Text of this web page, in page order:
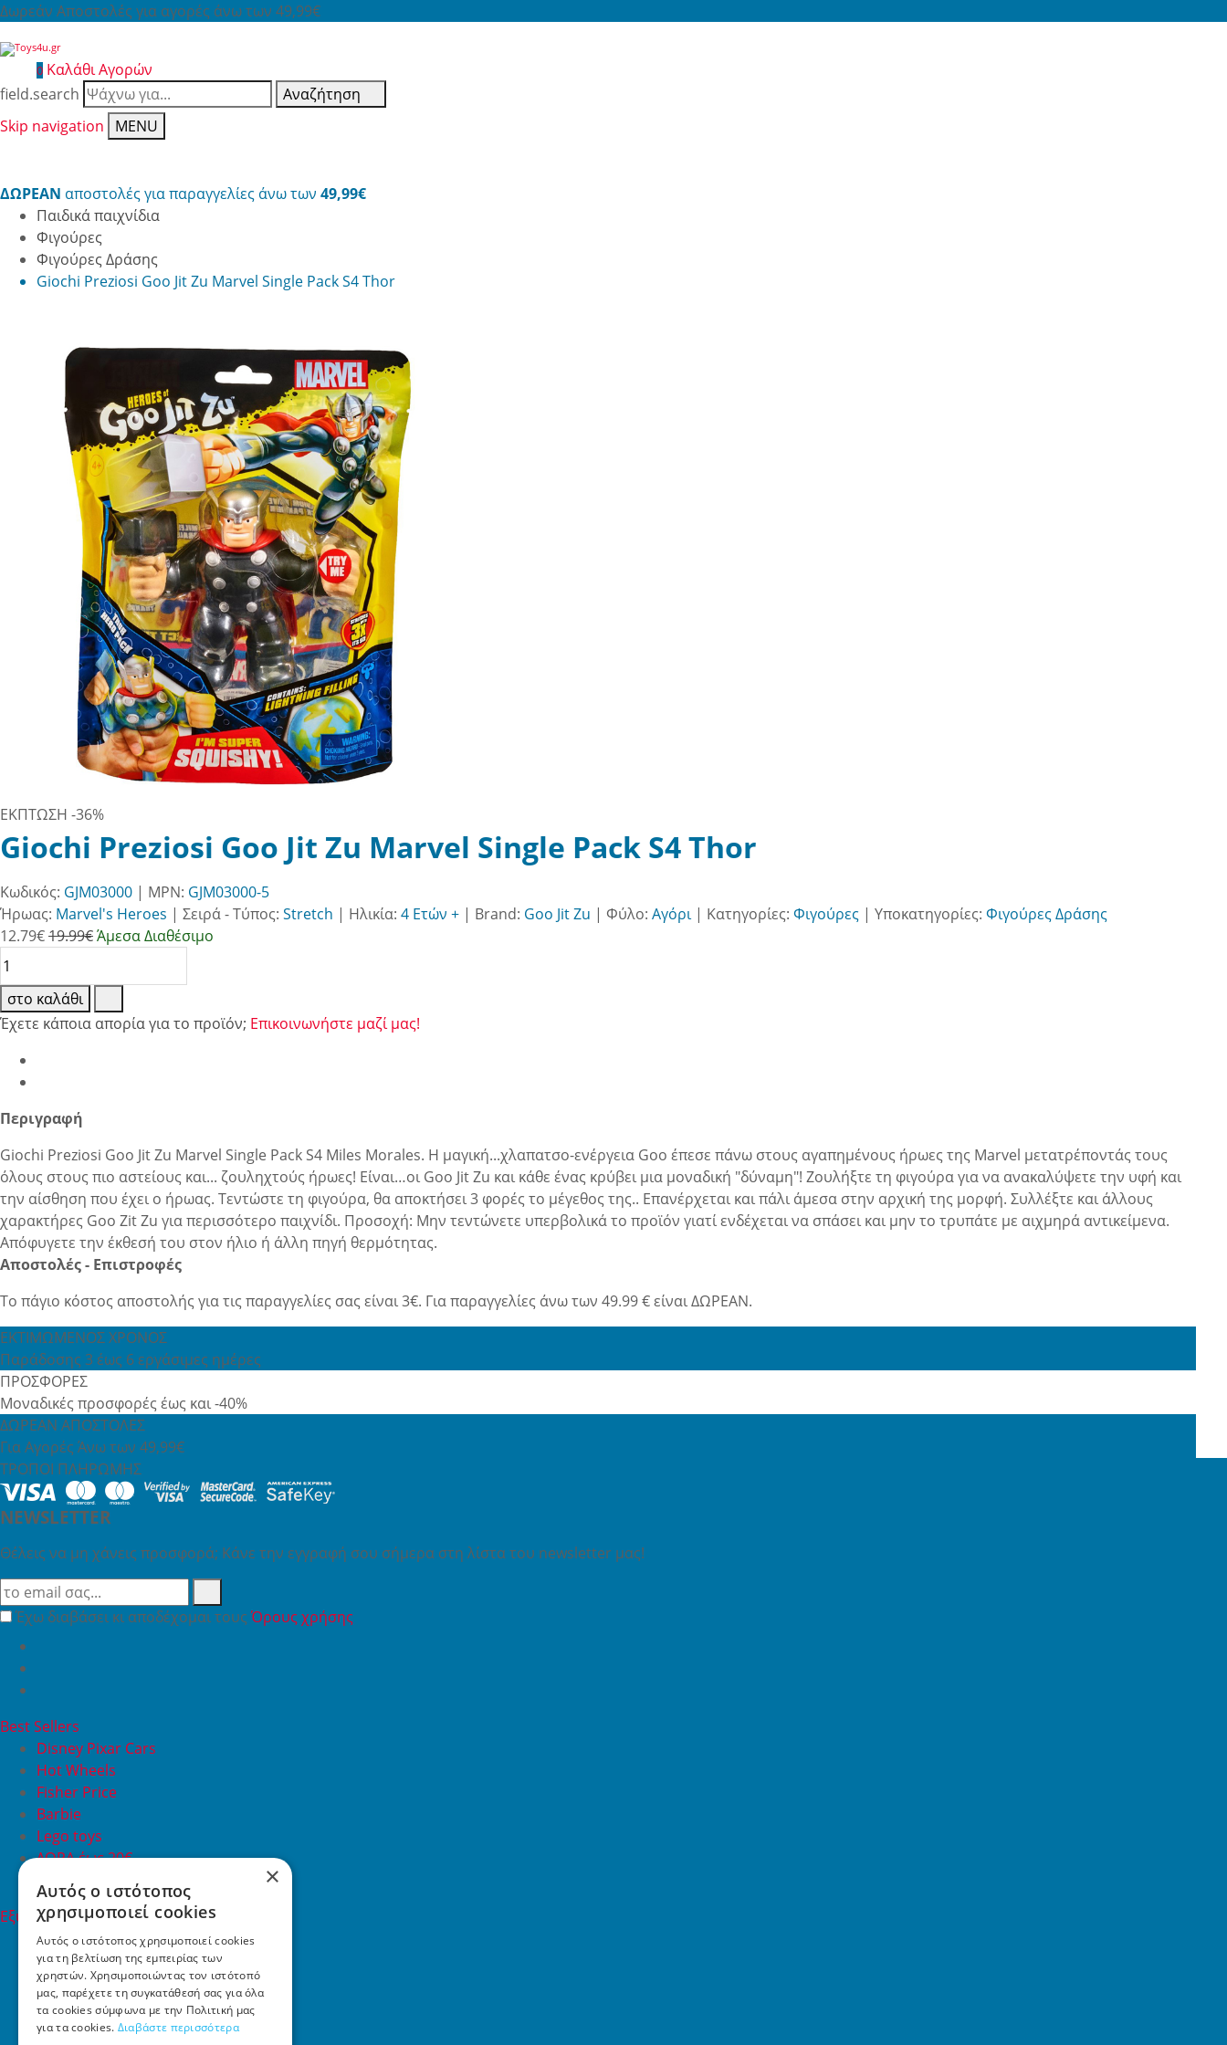
Δωρεάν Αποστολές για αγορές άνω των 49,99€
0 Καλάθι Αγορών
field.search
Αναζήτηση
Skip navigation
MENU
ΔΩΡΕΑΝ αποστολές για παραγγελίες άνω των 49,99€
Παιδικά παιχνίδια
Φιγούρες
Φιγούρες Δράσης
Giochi Preziosi Goo Jit Zu Marvel Single Pack S4 Thor
ΕΚΠΤΩΣΗ -36%
Giochi Preziosi Goo Jit Zu Marvel Single Pack S4 Thor
Κωδικός: GJM03000 | MPN: GJM03000-5
Ήρωας: Marvel's Heroes | Σειρά - Τύπος: Stretch | Ηλικία: 4 Ετών + | Brand: Goo Jit Zu | Φύλο: Αγόρι| Κατηγορίες: Φιγούρες | Υποκατηγορίες: Φιγούρες Δράσης
12.79€19.99€Άμεσα Διαθέσιμο
στο καλάθι
Έχετε κάποια απορία για το προϊόν; Επικοινωνήστε μαζί μας!
Περιγραφή
Giochi Preziosi Goo Jit Zu Marvel Single Pack S4 Miles Morales. Η μαγική...χλαπατσο-ενέργεια Goo έπεσε πάνω στους αγαπημένους ήρωες της Marvel μετατρέποντάς τους
όλους στους πιο αστείους και... ζουληχτούς ήρωες! Είναι…οι Goo Jit Zu και κάθε ένας κρύβει μια μοναδική "δύναμη"! Ζουλήξτε τη φιγούρα για να ανακαλύψετε την υφή και
την αίσθηση που έχει ο ήρωας. Τεντώστε τη φιγούρα, θα αποκτήσει 3 φορές το μέγεθος της.. Επανέρχεται και πάλι άμεσα στην αρχική της μορφή. Συλλέξτε και άλλους
χαρακτήρες Goo Zit Zu για περισσότερο παιχνίδι. Προσοχή: Μην τεντώνετε υπερβολικά το προϊόν γιατί ενδέχεται να σπάσει και μην το τρυπάτε με αιχμηρά αντικείμενα.
Απόφυγετε την έκθεσή του στον ήλιο ή άλλη πηγή θερμότητας.
Αποστολές - Επιστροφές
Το πάγιο κόστος αποστολής για τις παραγγελίες σας είναι 3€. Για παραγγελίες άνω των 49.99 € είναι ΔΩΡΕΑΝ.
ΕΚΤΙΜΩΜΕΝΟΣ ΧΡΟΝΟΣ
Παράδοσης 3 έως 6 εργάσιμες ημέρες
ΠΡΟΣΦΟΡΕΣ
Μοναδικές προσφορές έως και -40%
ΔΩΡΕΑΝ ΑΠΟΣΤΟΛΕΣ
Για Αγορές Άνω των 49,99€
ΤΡΟΠΟΙ ΠΛΗΡΩΜΗΣ
NEWSLETTER
Θέλεις να μη χάνεις προσφορά; Κάνε την εγγραφή σου σήμερα στη λίστα του newsletter μας!
Έχω διαβάσει κι αποδέχομαι τουςΌρους χρήσης
Best Sellers
Disney Pixar Cars
Hot Wheels
Fisher Price
Barbie
Lego toys
ΔΩΡΑ έως 20€
ΠΡΟΣΦΟΡΕΣ
Εξυπηρέτηση Πελατών
Εξυπηρέτηση πελατών
Συχνές ερωτήσεις
Όροι χρήσης
Τρόποι Πληρωμής
Επιστροφές
×
Αυτός ο ιστότοπος
χρησιμοποιεί cookies
Αυτός ο ιστότοπος χρησιμοποιεί cookies
για τη βελτίωση της εμπειρίας των
χρηστών. Χρησιμοποιώντας τον ιστότοπό
μας, παρέχετε τη συγκατάθεσή σας για όλα
τα cookies σύμφωνα με την Πολιτική μας
για τα cookies. Διαβάστε περισσότερα